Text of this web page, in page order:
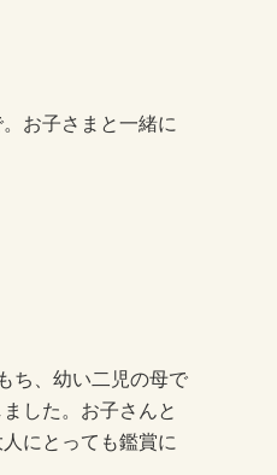
お子さまと一緒に
ち、幼い二児の母で
した。お子さんと
にとっても鑑賞に